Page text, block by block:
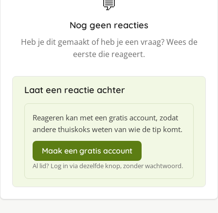
Nog geen reacties
Heb je dit gemaakt of heb je een vraag? Wees de
eerste die reageert.
Laat een reactie achter
Reageren kan met een gratis account, zodat
andere thuiskoks weten van wie de tip komt.
Maak een gratis account
Al lid? Log in via dezelfde knop, zonder wachtwoord.